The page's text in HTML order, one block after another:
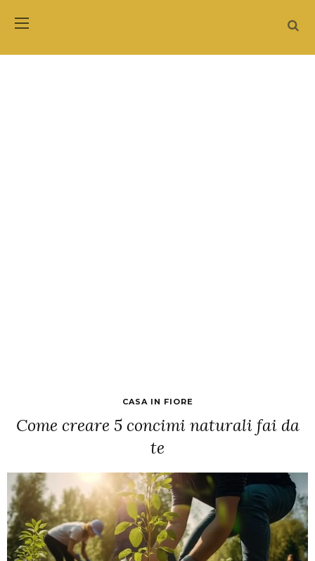
CASA IN FIORE
Come creare 5 concimi naturali fai da
te